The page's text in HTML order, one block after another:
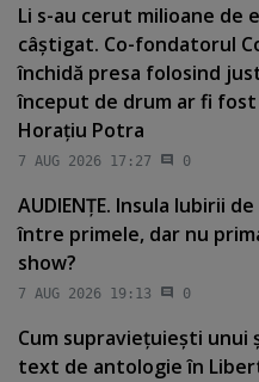
Li s-au cerut milioane de
câştigat. Co-fondatorul
închidă presa folosind
început de drum ar fi
Horaţiu Potra
7 AUG 2026 17:27 0
AUDIENŢE. Insula Iubirii
între primele, dar nu
show?
7 AUG 2026 19:13 0
Cum supravieţuieşti unui
text de antologie în